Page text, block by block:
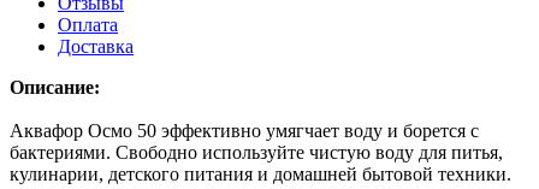
Оплата
Доставка
Описание:
Аквафор Осмо 50 эффективно умягчает воду и борется с
бактериями. Свободно используйте чистую воду для питья,
кулинарии, детского питания и домашней бытовой техники.